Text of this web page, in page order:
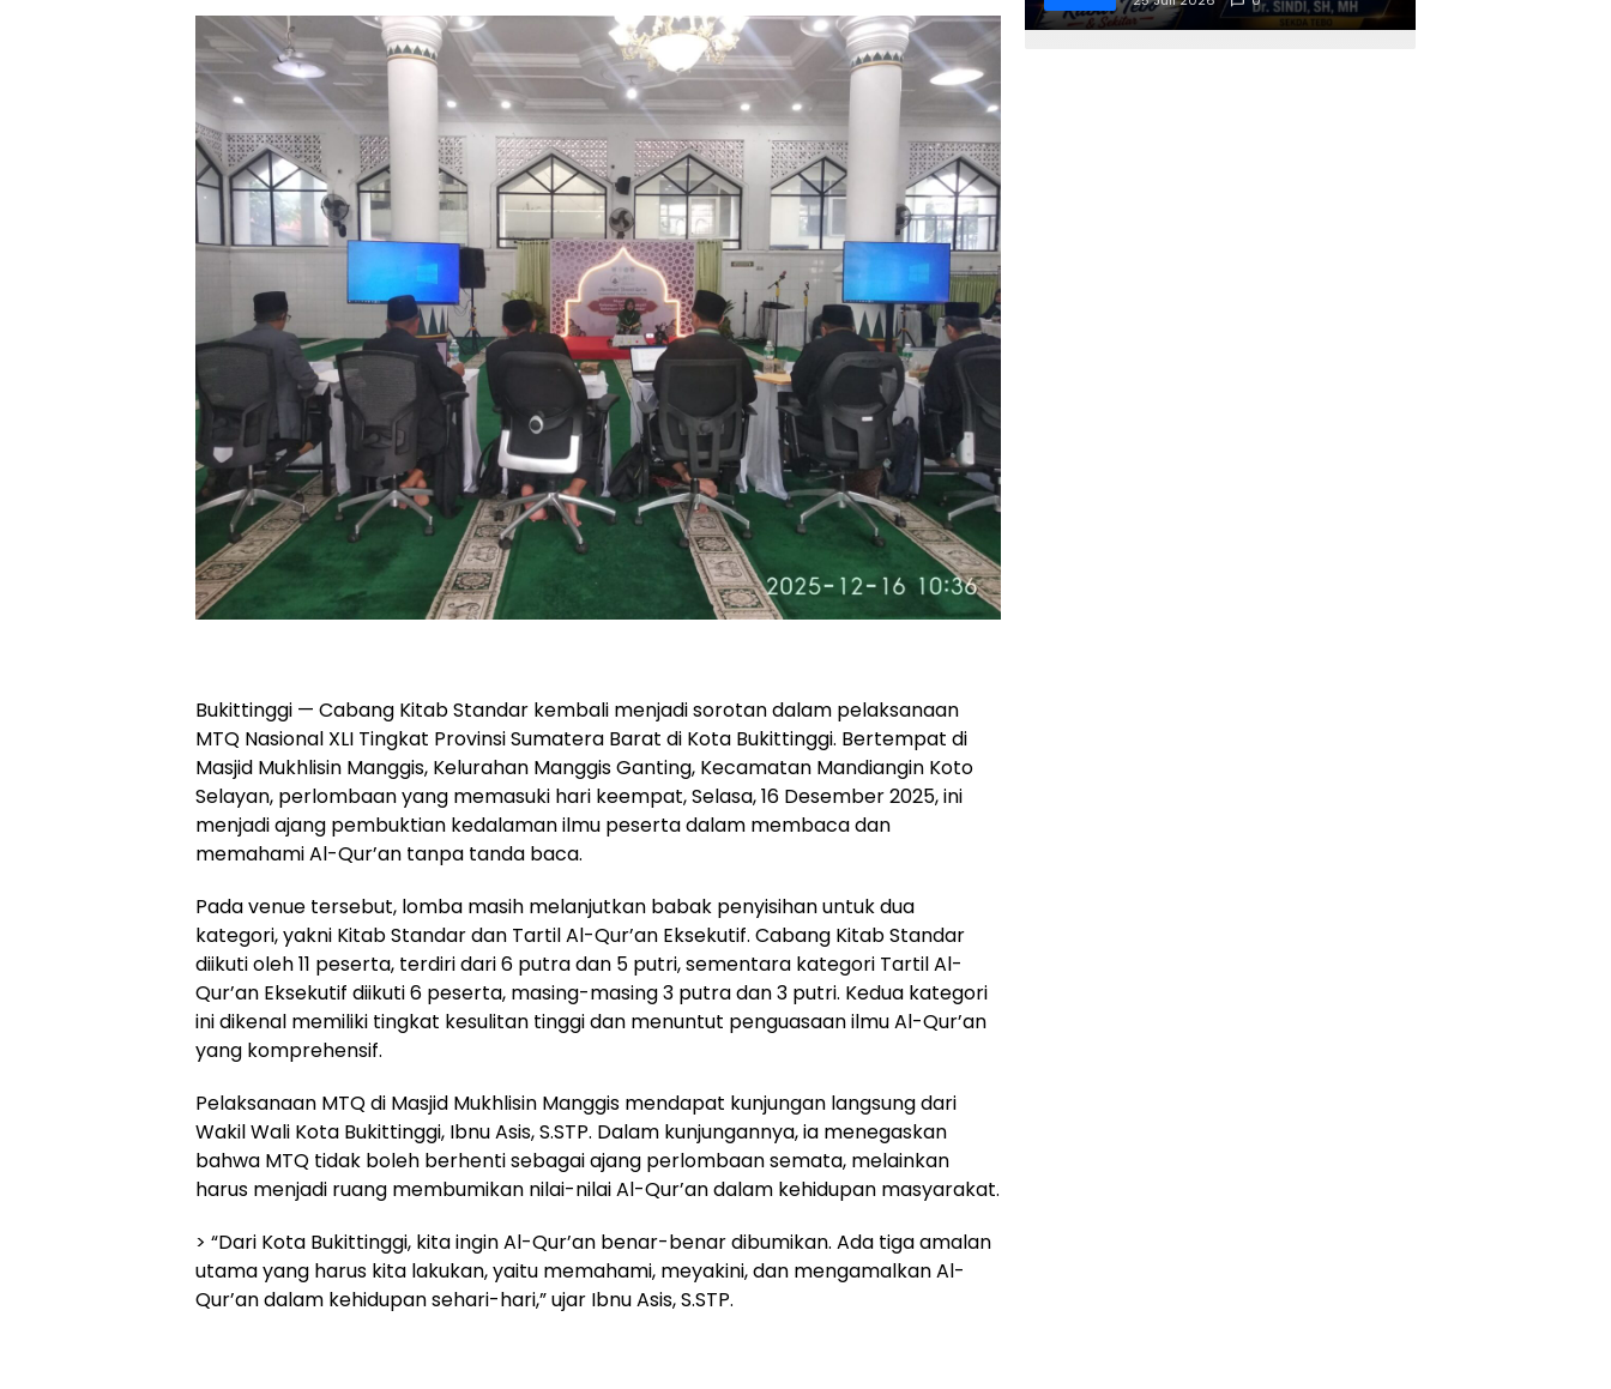
Bukittinggi — Cabang Kitab Standar kembali menjadi sorotan dalam pelaksanaan
MTQ Nasional XLI Tingkat Provinsi Sumatera Barat di Kota Bukittinggi. Bertempat di
Masjid Mukhlisin Manggis, Kelurahan Manggis Ganting, Kecamatan Mandiangin Koto
Selayan, perlombaan yang memasuki hari keempat, Selasa, 16 Desember 2025, ini
menjadi ajang pembuktian kedalaman ilmu peserta dalam membaca dan
memahami Al-Qur’an tanpa tanda baca.
Pada venue tersebut, lomba masih melanjutkan babak penyisihan untuk dua
kategori, yakni Kitab Standar dan Tartil Al-Qur’an Eksekutif. Cabang Kitab Standar
diikuti oleh 11 peserta, terdiri dari 6 putra dan 5 putri, sementara kategori Tartil Al-
Qur’an Eksekutif diikuti 6 peserta, masing-masing 3 putra dan 3 putri. Kedua kategori
ini dikenal memiliki tingkat kesulitan tinggi dan menuntut penguasaan ilmu Al-Qur’an
yang komprehensif.
Pelaksanaan MTQ di Masjid Mukhlisin Manggis mendapat kunjungan langsung dari
Wakil Wali Kota Bukittinggi, Ibnu Asis, S.STP. Dalam kunjungannya, ia menegaskan
bahwa MTQ tidak boleh berhenti sebagai ajang perlombaan semata, melainkan
harus menjadi ruang membumikan nilai-nilai Al-Qur’an dalam kehidupan masyarakat.
> “Dari Kota Bukittinggi, kita ingin Al-Qur’an benar-benar dibumikan. Ada tiga amalan
utama yang harus kita lakukan, yaitu memahami, meyakini, dan mengamalkan Al-
Qur’an dalam kehidupan sehari-hari,” ujar Ibnu Asis, S.STP.
Pamuatan, Serai serumpun